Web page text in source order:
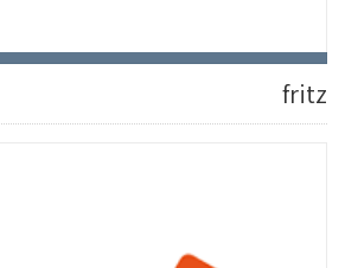
fritz